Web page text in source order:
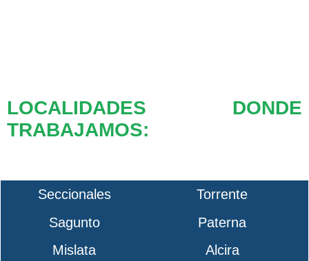
LOCALIDADES DONDE
TRABAJAMOS:
Seccionales
Torrente
Sagunto
Paterna
Mislata
Alcira